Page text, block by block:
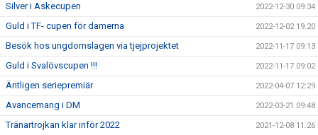
Silver i Askecupen 2022-12-30 09:34
Guld i TF- cupen för damerna 2022-12-02 19:20
Besök hos ungdomslagen via tjejprojektet 2022-11-17 09:13
Guld i Svalövscupen !!! 2022-11-17 09:02
Äntligen seriepremiär 2022-04-07 12:29
Avancemang i DM 2022-03-21 09:48
Tränartrojkan klar inför 2022 2021-12-08 11:26